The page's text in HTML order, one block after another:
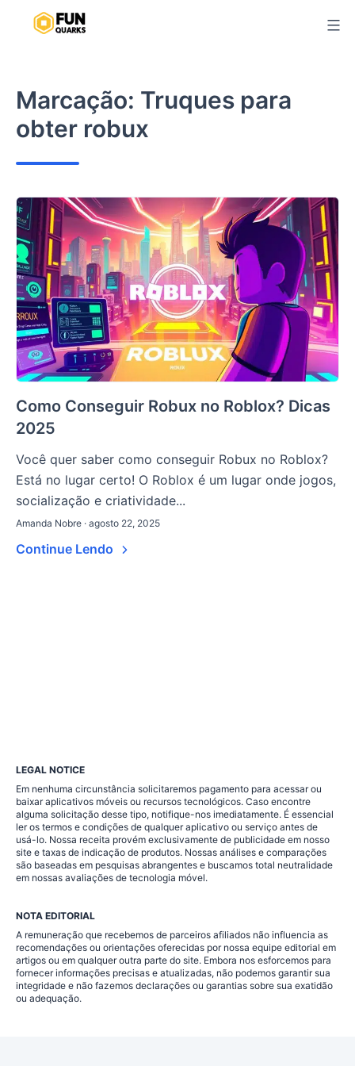
Marcação: Truques para
obter robux
Como Conseguir Robux no Roblox? Dicas
2025
Você quer saber como conseguir Robux no Roblox?
Está no lugar certo! O Roblox é um lugar onde jogos,
socialização e criatividade...
Amanda Nobre · agosto 22, 2025
Continue Lendo
LEGAL NOTICE
Em nenhuma circunstância solicitaremos pagamento para acessar ou
baixar aplicativos móveis ou recursos tecnológicos. Caso encontre
alguma solicitação desse tipo, notifique-nos imediatamente. É essencial
ler os termos e condições de qualquer aplicativo ou serviço antes de
usá-lo. Nossa receita provém exclusivamente de publicidade em nosso
site e taxas de indicação de produtos. Nossas análises e comparações
são baseadas em pesquisas abrangentes e buscamos total neutralidade
em nossas avaliações de tecnologia móvel.
NOTA EDITORIAL
A remuneração que recebemos de parceiros afiliados não influencia as
recomendações ou orientações oferecidas por nossa equipe editorial em
artigos ou em qualquer outra parte do site. Embora nos esforcemos para
fornecer informações precisas e atualizadas, não podemos garantir sua
integridade e não fazemos declarações ou garantias sobre sua exatidão
ou adequação.